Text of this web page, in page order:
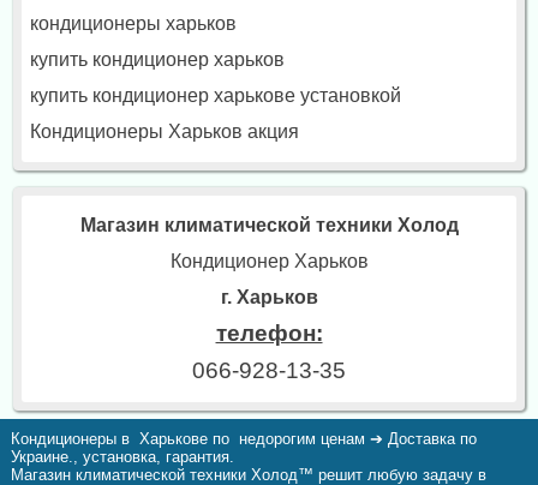
кондиционеры харьков
купить кондиционер харьков
купить кондиционер харькове установкой
Кондиционеры Харьков акция
Магазин климатической техники Холод
Кондиционер Харьков
г. Харьков
телефон:
066-928-13-35
Кондиционеры в Харькове по недорогим ценам ➔ Доставка по
Украине., установка, гарантия.
Магазин климатической техники Холод™ решит любую задачу в